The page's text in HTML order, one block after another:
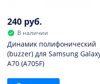
240 руб.
В наличии
Динамик полифонический
(buzzer) для Samsung
A70 (A705F)